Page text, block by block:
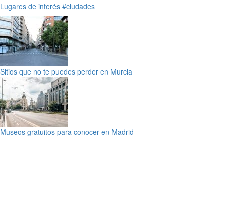
Lugares de interés #ciudades
Sitios que no te puedes perder en Murcia
Museos gratuitos para conocer en Madrid